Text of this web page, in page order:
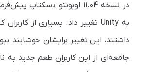
در نسخه 11.04
به Unity
داشتند، این تغییر برایشان خوشایند
جامعه‌ای از این کاربران طعم جدید به